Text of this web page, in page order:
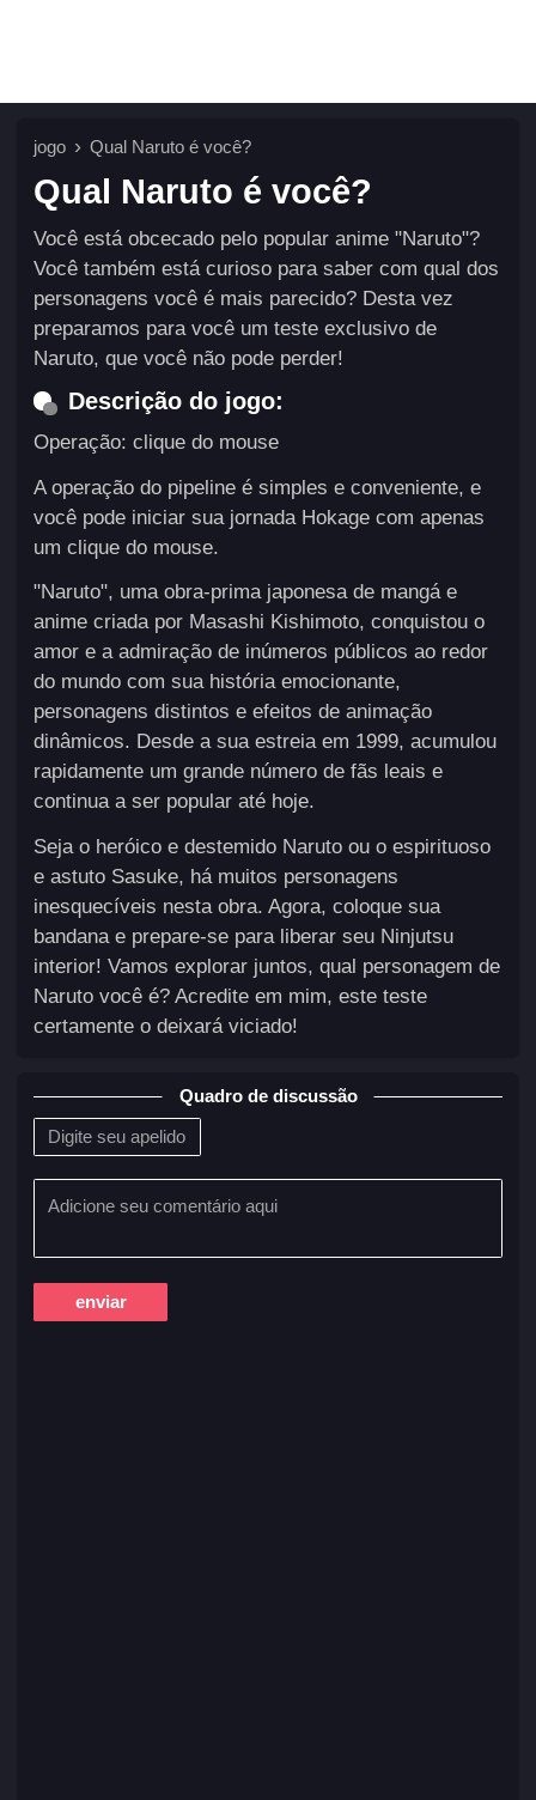
jogo Qual Naruto é você?
Qual Naruto é você?
Você está obcecado pelo popular anime "Naruto"?
Você também está curioso para saber com qual dos
personagens você é mais parecido? Desta vez
preparamos para você um teste exclusivo de
Naruto, que você não pode perder!
Descrição do jogo:
Operação: clique do mouse
A operação do pipeline é simples e conveniente, e
você pode iniciar sua jornada Hokage com apenas
um clique do mouse.
"Naruto", uma obra-prima japonesa de mangá e
anime criada por Masashi Kishimoto, conquistou o
amor e a admiração de inúmeros públicos ao redor
do mundo com sua história emocionante,
personagens distintos e efeitos de animação
dinâmicos. Desde a sua estreia em 1999, acumulou
rapidamente um grande número de fãs leais e
continua a ser popular até hoje.
Seja o heróico e destemido Naruto ou o espirituoso
e astuto Sasuke, há muitos personagens
inesquecíveis nesta obra. Agora, coloque sua
bandana e prepare-se para liberar seu Ninjutsu
interior! Vamos explorar juntos, qual personagem de
Naruto você é? Acredite em mim, este teste
certamente o deixará viciado!
Quadro de discussão
enviar